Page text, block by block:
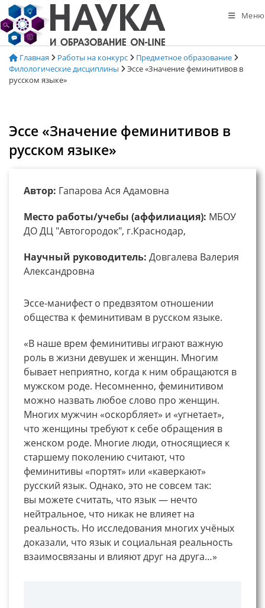
Перейти
к
содержимому
Меню
Главная Работы на конкурс
Предметное образование
Филологические дисциплины
Эссе «Значение феминитивов в
русском языке»
Эссе «Значение феминитивов в
русском языке»
Автор: Гапарова Ася Адамовна
Место работы/учебы (аффилиация): МБОУ
ДО ДЦ "Автогородок", г.Краснодар,
Научный руководитель: Довгалева Валерия
Александровна
Эссе-манифест о предвзятом отношении
общества к феминитивам в русском языке.
«В наше врем феминитивы играют важную
роль в жизни девушек и женщин. Многим
бывает неприятно, когда к ним обращаются в
мужском роде. Несомненно, феминитивом
можно назвать любое слово про женщин.
Многих мужчин «оскорбляет» и «угнетает»,
что женщины требуют к себе обращения в
женском роде. Многие люди, относящиеся к
старшему поколению считают, что
феминитивы «портят» или «каверкают»
русский язык. Однако, это не совсем так:
вы можете считать, что язык — нечто
нейтральное, что никак не влияет на
реальность. Но исследования многих учёных
доказали, что язык и социальная реальность
взаимосвязаны и влияют друг на друга…»